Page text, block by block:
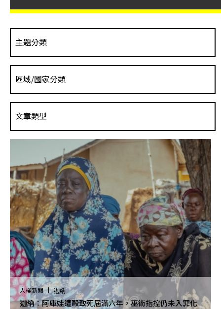
人權新聞 迦納
迦納：阿庫娃遭毆致死屆滿六年，巫術指控仍未入罪化